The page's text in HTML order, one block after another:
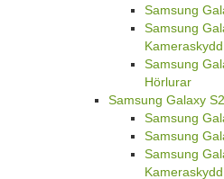
Samsung
Samsung
Kameraskydd
Samsung
Hörlurar
Samsung Galaxy
Samsung
Samsung
Samsung
Kameraskydd